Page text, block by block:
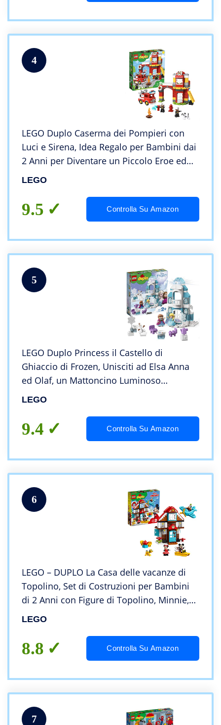
4
LEGO Duplo Caserma dei Pompieri con
Luci e Sirena, Idea Regalo per Bambini dai
2 Anni per Diventare un Piccolo Eroe ed
Aiutare i Pompieri nelle loro Missioni, Set
LEGO
9.5 Controlla Su Amazon
5
LEGO Duplo Princess il Castello di
Ghiaccio di Frozen, Unisciti ad Elsa Anna
ed Olaf, un Mattoncino Luminoso
Consente di Illuminare con Tanti Colori,
10899
LEGO
9.4 Controlla Su Amazon
6
LEGO – DUPLO La Casa delle vacanze di
Topolino, Set di Costruzioni per Bambini
di 2 Anni con Figure di Topolino, Minnie,
Pippo e Plutone, Idea Regalo, 10889
LEGO
8.8 Controlla Su Amazon
7